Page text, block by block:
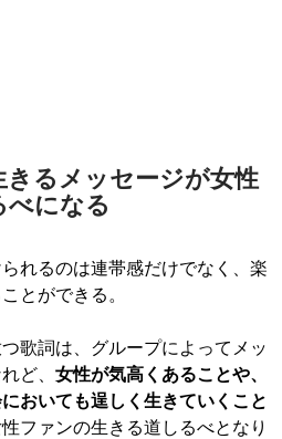
きるメッセージが女性
べになる
れるのは連帯感だけでなく、楽
とができる。
つ歌詞は、グループによってメッ
ど、 女性が気高くあることや、
おいても逞しく生きていくこと
ファンの生きる道しるべとなり